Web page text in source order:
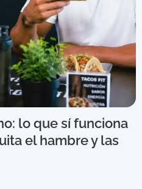
lo que sí funciona
el hambre y las